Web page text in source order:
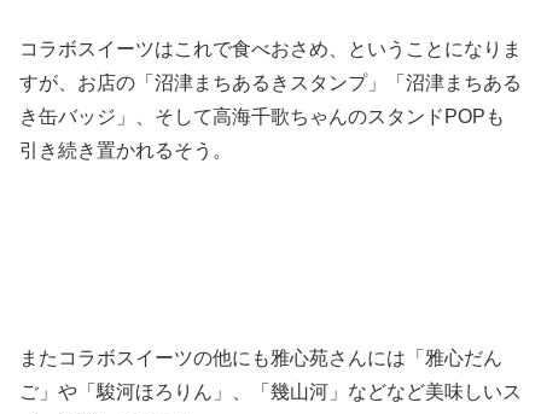
コラボスイーツはこれで食べおさめ、ということになりま
すが、お店の「沼津まちあるきスタンプ」「沼津まちある
き缶バッジ」、そして高海千歌ちゃんのスタンドPOPも
引き続き置かれるそう。
またコラボスイーツの他にも雅心苑さんには「雅心だん
ご」や「駿河ほろりん」、「幾山河」などなど美味しいス